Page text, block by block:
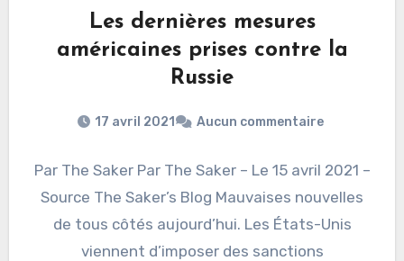
Les dernières mesures
américaines prises contre la
Russie
17 avril 2021 Aucun commentaire
Par The Saker Par The Saker – Le 15 avril 2021 –
Source The Saker’s Blog Mauvaises nouvelles
de tous côtés aujourd’hui. Les États-Unis
viennent d’imposer des sanctions